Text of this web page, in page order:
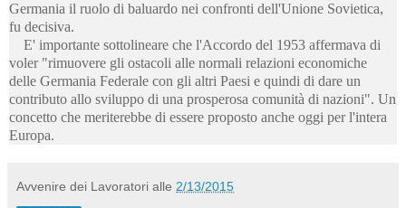
Germania il ruolo di baluardo nei confronti dell'Unione Sovietica,
fu decisiva.
E' importante sottolineare che l'Accordo del 1953 affermava di
voler "rimuovere gli ostacoli alle normali relazioni economiche
delle Germania Federale con gli altri Paesi e quindi di dare un
contributo allo sviluppo di una prosperosa comunità di nazioni". Un
concetto che meriterebbe di essere proposto anche oggi per l'intera
Europa.
Avvenire dei Lavoratori alle 2/13/2015